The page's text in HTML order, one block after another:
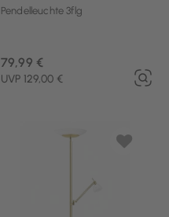
Pendelleuchte 3flg
79,99 €
UVP 129,00 €